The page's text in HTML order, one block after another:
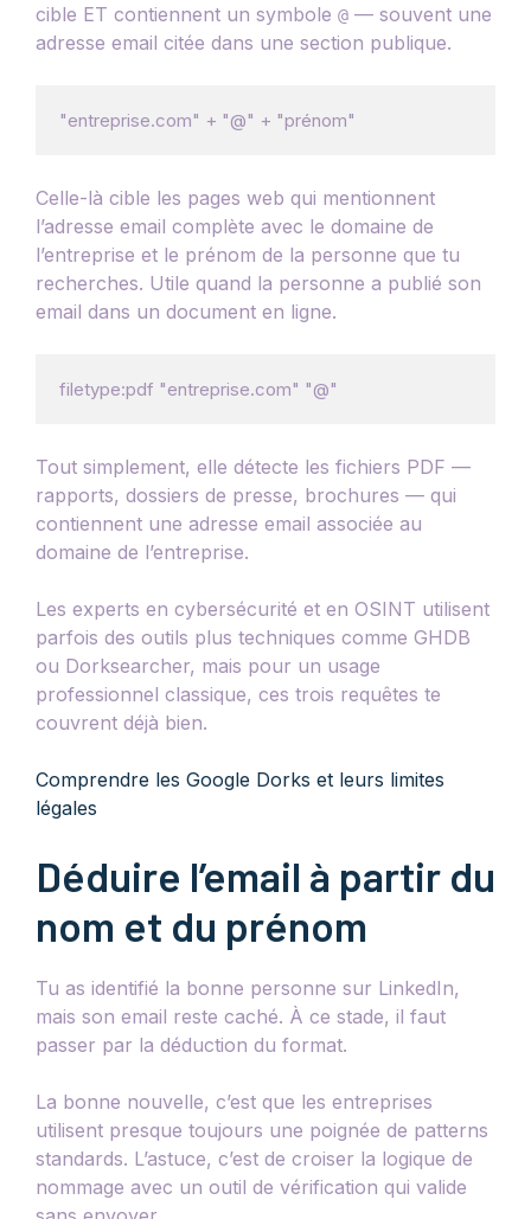
cible ET contiennent un symbole @ — souvent une
adresse email citée dans une section publique.
Celle-là cible les pages web qui mentionnent
l’adresse email complète avec le domaine de
l’entreprise et le prénom de la personne que tu
recherches. Utile quand la personne a publié son
email dans un document en ligne.
Tout simplement, elle détecte les fichiers PDF —
rapports, dossiers de presse, brochures — qui
contiennent une adresse email associée au
domaine de l’entreprise.
Les experts en cybersécurité et en OSINT utilisent
parfois des outils plus techniques comme GHDB
ou Dorksearcher, mais pour un usage
professionnel classique, ces trois requêtes te
couvrent déjà bien.
Comprendre les Google Dorks et leurs limites
légales
Déduire l’email à partir du
nom et du prénom
Tu as identifié la bonne personne sur LinkedIn,
mais son email reste caché. À ce stade, il faut
passer par la déduction du format.
La bonne nouvelle, c’est que les entreprises
utilisent presque toujours une poignée de patterns
standards. L’astuce, c’est de croiser la logique de
nommage avec un outil de vérification qui valide